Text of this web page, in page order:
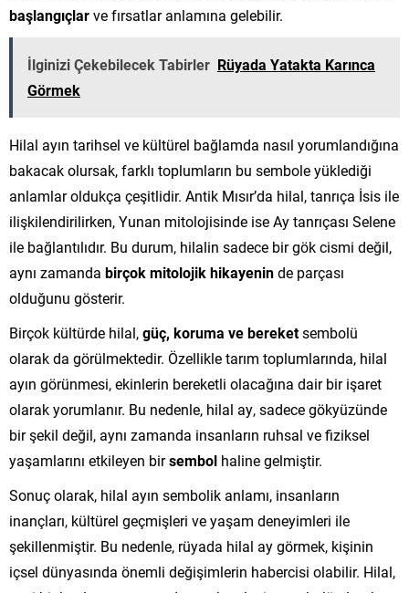
başlangıçlarve fırsatlar anlamına gelebilir.
İlginizi Çekebilecek Tabirler Rüyada Yatakta Karınca
Görmek
Hilal ayın tarihsel ve kültürel bağlamda nasıl yorumlandığına
bakacak olursak, farklı toplumların bu sembole yüklediği
anlamlar oldukça çeşitlidir. Antik Mısır’da hilal, tanrıça İsis ile
ilişkilendirilirken, Yunan mitolojisinde ise Ay tanrıçası Selene
ile bağlantılıdır. Bu durum, hilalin sadece bir gök cismi değil,
aynı zamanda birçok mitolojik hikayeninde parçası
olduğunu gösterir.
Birçok kültürde hilal,güç, koruma ve bereketsembolü
olarak da görülmektedir. Özellikle tarım toplumlarında, hilal
ayın görünmesi, ekinlerin bereketli olacağına dair bir işaret
olarak yorumlanır. Bu nedenle, hilal ay, sadece gökyüzünde
bir şekil değil, aynı zamanda insanların ruhsal ve fiziksel
yaşamlarını etkileyen birsembol haline gelmiştir.
Sonuç olarak, hilal ayın sembolik anlamı, insanların
inançları, kültürel geçmişleri ve yaşam deneyimleri ile
şekillenmiştir. Bu nedenle, rüyada hilal ay görmek, kişinin
içsel dünyasında önemli değişimlerin habercisi olabilir. Hilal,